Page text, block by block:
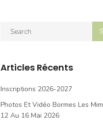
Articles Récents
Inscriptions 2026-2027
Photos Et Vidéo Bormes Les
12 Au 16 Mai 2026